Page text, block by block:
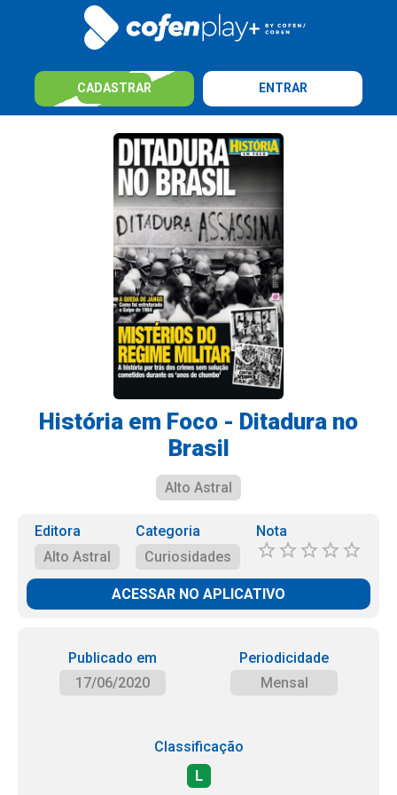
CADASTRAR ENTRAR
História em Foco - Ditadura no
Brasil
Alto Astral
Editora
Alto Astral
Categoria
Curiosidades
Nota
ACESSAR NO APLICATIVO
Publicado em
17/06/2020
Periodicidade
Mensal
Classificação
L